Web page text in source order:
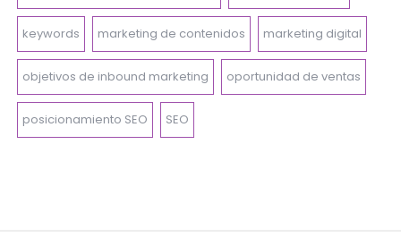
keywords marketing de contenidos marketing digital
objetivos de inbound marketing oportunidad de ventas
posicionamiento SEO SEO